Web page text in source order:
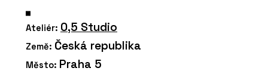
Ateliér: 0,5 Studio
Země: Česká republika
Město: Praha 5